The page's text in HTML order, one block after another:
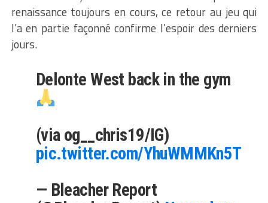
renaissance toujours en cours, ce retour au jeu qui
l’a en partie façonné confirme l’espoir des derniers
jours.
Delonte West back in the gym
(via og__chris19/IG)
pic.twitter.com/YhuWMMKn5T
— Bleacher Report